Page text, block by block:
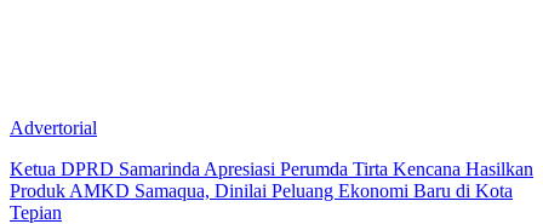
Advertorial
Ketua DPRD Samarinda Apresiasi Perumda Tirta Kencana Hasilkan
Produk AMKD Samaqua, Dinilai Peluang Ekonomi Baru di Kota
Tepian